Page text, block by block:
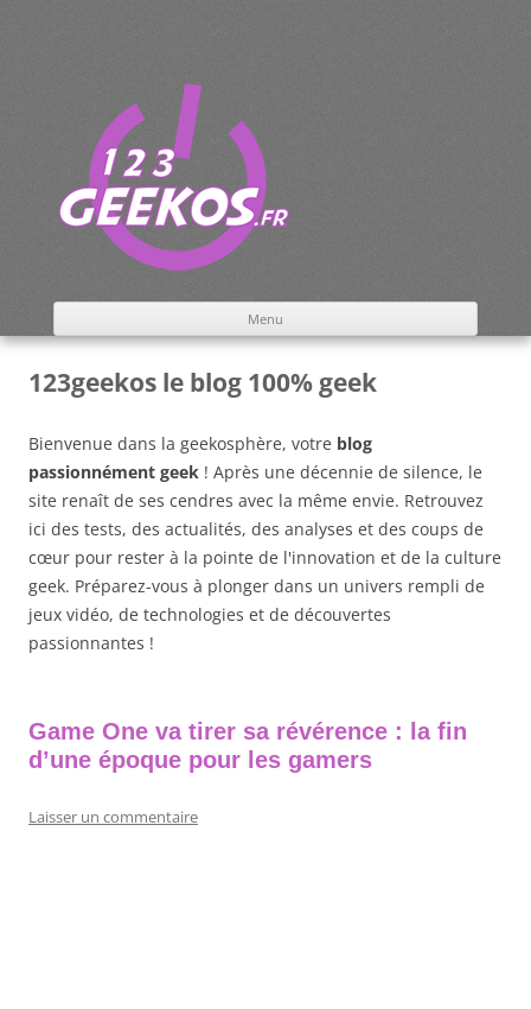
Menu
123geekos le blog 100% geek
Bienvenue dans la geekosphère, votre blog
passionnément geek ! Après une décennie de silence, le
site renaît de ses cendres avec la même envie. Retrouvez
ici des tests, des actualités, des analyses et des coups de
cœur pour rester à la pointe de l'innovation et de la culture
geek. Préparez-vous à plonger dans un univers rempli de
jeux vidéo, de technologies et de découvertes
passionnantes !
Game One va tirer sa révérence : la fin
d’une époque pour les gamers
Laisser un commentaire